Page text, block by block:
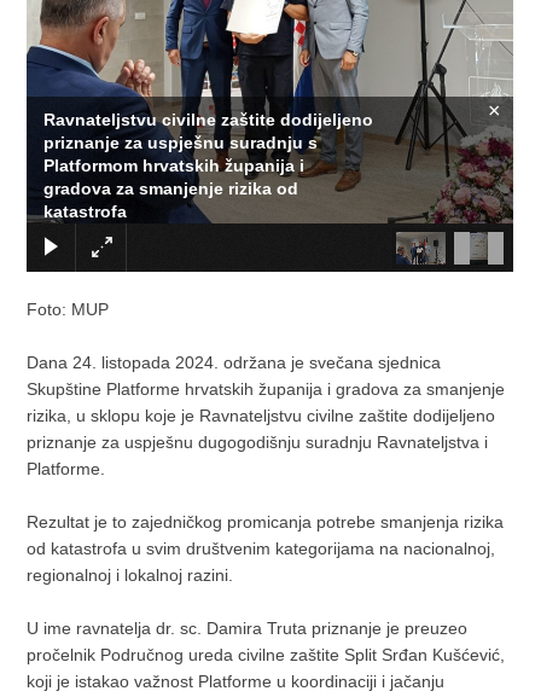
Ravnateljstvu civilne zaštite dodijeljeno
priznanje za uspješnu suradnju s
Platformom hrvatskih županija i
gradova za smanjenje rizika od
katastrofa
×
Foto: MUP
Dana 24. listopada 2024. održana je svečana sjednica
Skupštine Platforme hrvatskih županija i gradova za smanjenje
rizika, u sklopu koje je Ravnateljstvu civilne zaštite dodijeljeno
priznanje za uspješnu dugogodišnju suradnju Ravnateljstva i
Platforme.
Rezultat je to zajedničkog promicanja potrebe smanjenja rizika
od katastrofa u svim društvenim kategorijama na nacionalnoj,
regionalnoj i lokalnoj razini.
U ime ravnatelja dr. sc. Damira Truta priznanje je preuzeo
pročelnik Područnog ureda civilne zaštite Split Srđan Kušćević,
koji je istakao važnost Platforme u koordinaciji i jačanju